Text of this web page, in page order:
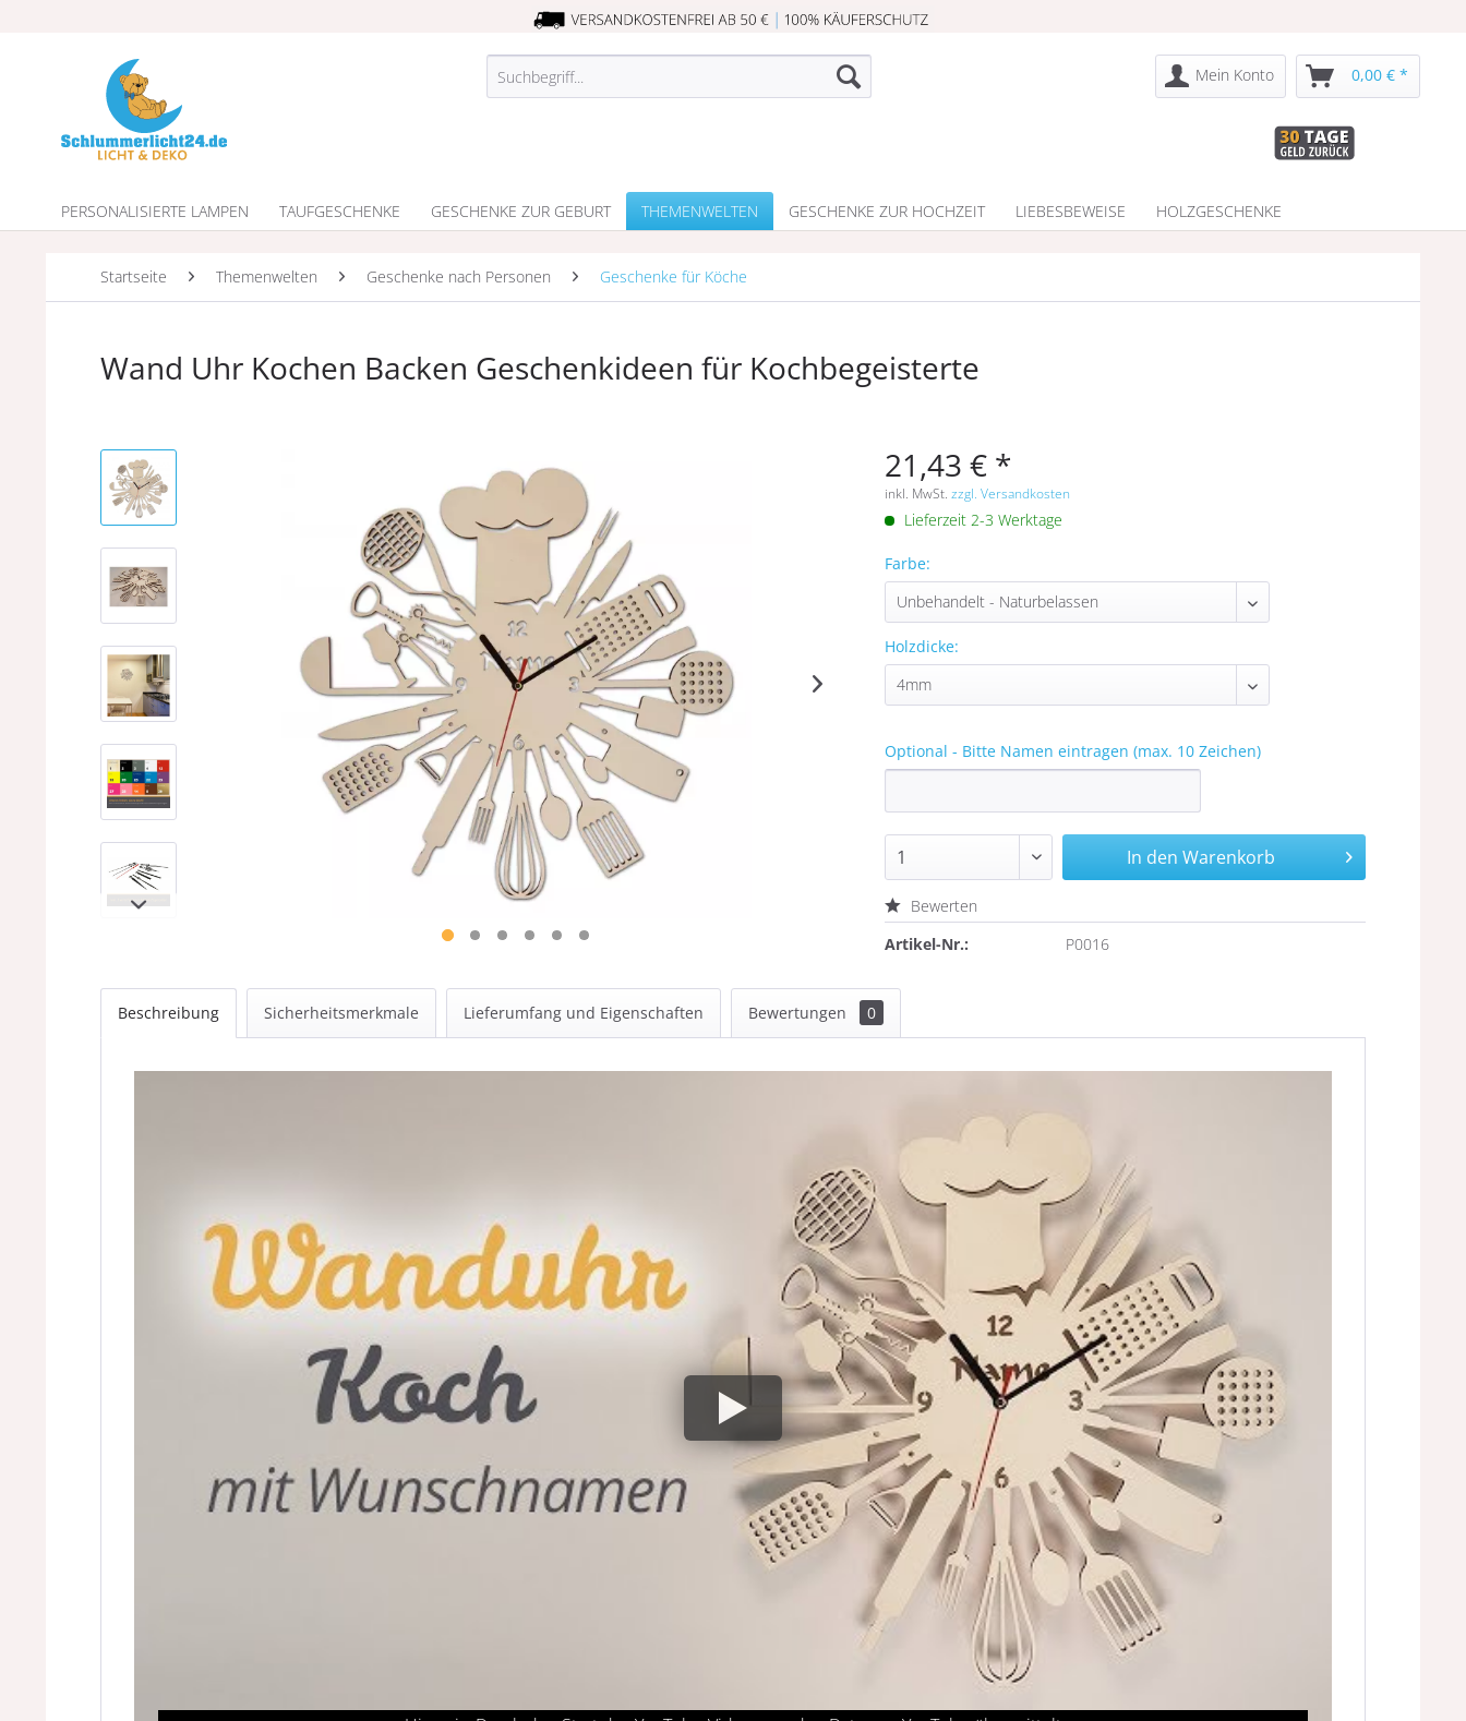
Mein Konto 0,00 € *
PERSONALISIERTE LAMPEN TAUFGESCHENKE GESCHENKE ZUR GEBURT THEMENWELTEN GESCHENKE ZUR HOCHZEIT LIEBESBEWEISE HOLZGESCHENKE
Startseite Themenwelten Geschenke nach Personen Geschenke für Köche
Wand Uhr Kochen Backen Geschenkideen für Kochbegeisterte
21,43 € *
inkl. MwSt.zzgl. Versandkosten
Lieferzeit 2-3 Werktage
Farbe:
Holzdicke:
Optional - Bitte Namen eintragen (max. 10 Zeichen)
In den Warenkorb
Bewerten
Artikel-Nr.:
P0016
Beschreibung Sicherheitsmerkmale Lieferumfang und Eigenschaften Bewertungen 0